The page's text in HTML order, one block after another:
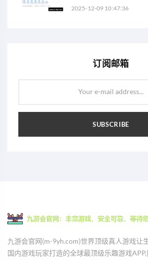
2025-12-09 10:47:36
订阅邮箱
Your e-mail address...
SUBSCRIBE
九游会官网(m-9yh.com)世界顶级真人游戏让
国内游戏玩家打造的全球最顶级乐趣游戏